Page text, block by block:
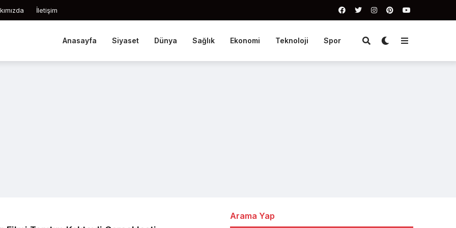
İletişim
Anasayfa Siyaset Dünya Sağlık Ekonomi Teknoloji Spor
Arama Yap